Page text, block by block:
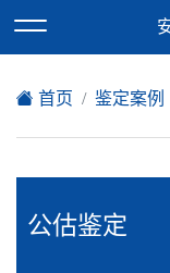
欢迎访问安徽天正司法
首页 鉴定案例
公估鉴定